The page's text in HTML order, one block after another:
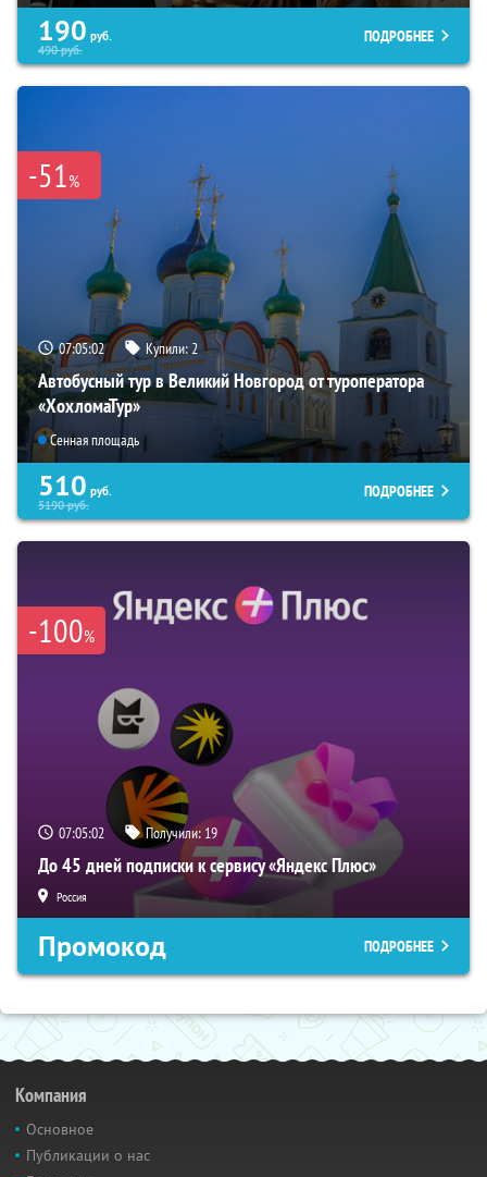
190 руб.
490руб.
ПОДРОБНЕЕ
-51%
07:05:01 Купили:2
Автобусный тур в Великий Новгород от туроператора
«ХохломаТур»
Сенная площадь
510 руб.
5190руб.
ПОДРОБНЕЕ
-100%
07:05:01 Получили: 19
До 45 дней подписки к сервису «Яндекс Плюс»
Россия
Промокод ПОДРОБНЕЕ
Компания
Основное
Публикации о нас